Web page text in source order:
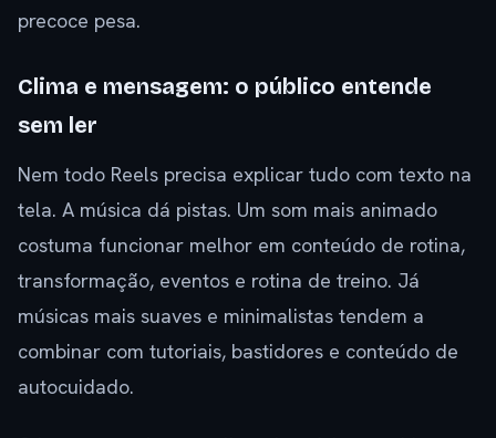
precoce pesa.
Clima e mensagem: o público entende
sem ler
Nem todo Reels precisa explicar tudo com texto na
tela. A música dá pistas. Um som mais animado
costuma funcionar melhor em conteúdo de rotina,
transformação, eventos e rotina de treino. Já
músicas mais suaves e minimalistas tendem a
combinar com tutoriais, bastidores e conteúdo de
autocuidado.